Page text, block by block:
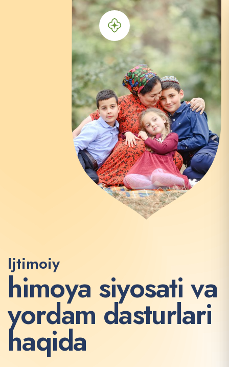
Ijtimoiy
himoya siyosati va
yordam dasturlari
haqida